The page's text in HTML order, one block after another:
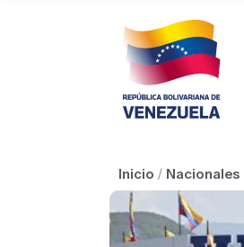
Inicio / Nacionales